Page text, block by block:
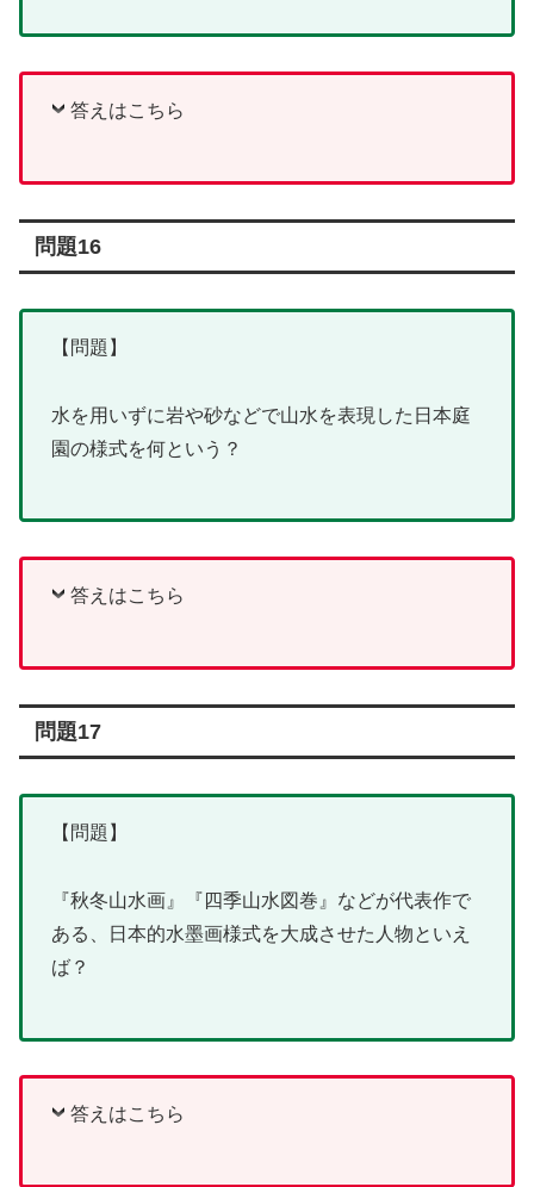
答えはこちら
問題16
【問題】
水を用いずに岩や砂などで山水を表現した日本庭
園の様式を何という？
答えはこちら
問題17
【問題】
『秋冬山水画』『四季山水図巻』などが代表作で
ある、日本的水墨画様式を大成させた人物といえ
ば？
答えはこちら